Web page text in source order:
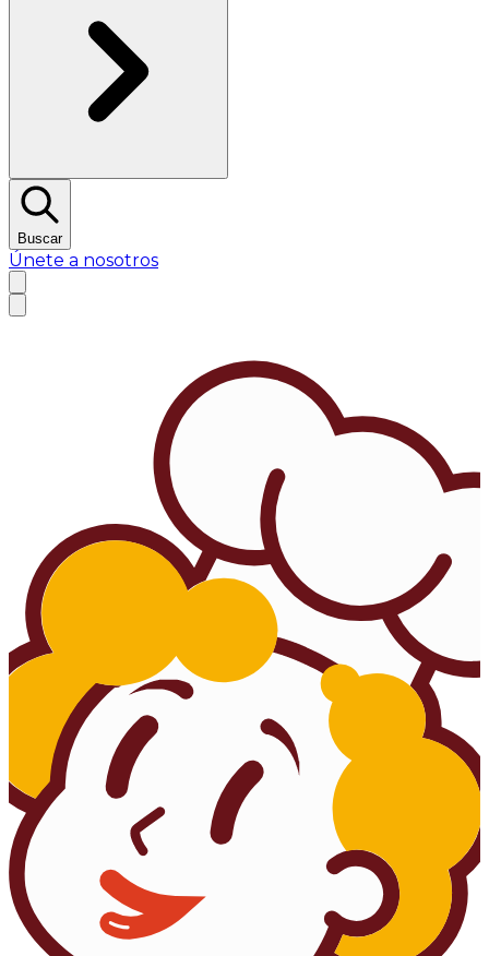
Buscar
Únete a nosotros